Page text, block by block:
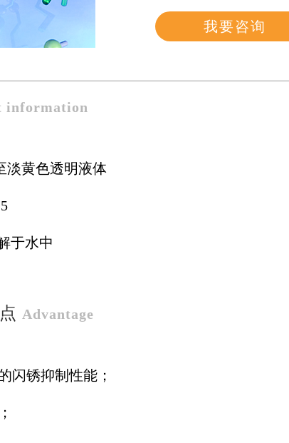
我要咨询
information
色透明液体
水中
Advantage
闪锈抑制性能；